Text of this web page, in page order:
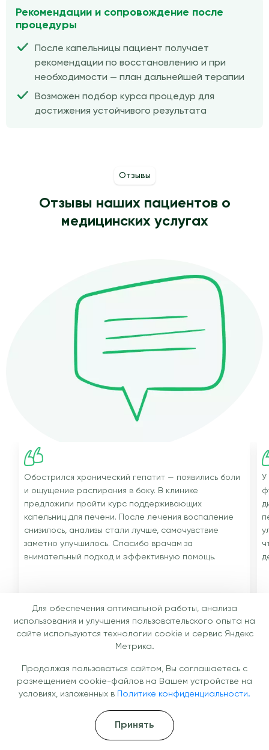
Рекомендации и сопровождение после
процедуры
После капельницы пациент получает
рекомендации по восстановлению и при
необходимости — план дальнейшей терапии
Возможен подбор курса процедур для
достижения устойчивого результата
Отзывы
Отзывы наших пациентов о
медицинских услугах
Обострился хронический гепатит — появились боли
и ощущение распирания в боку. В клинике
предложили пройти курс поддерживающих
капельниц для печени. После лечения воспаление
снизилось, анализы стали лучше, самочувствие
заметно улучшилось. Спасибо врачам за
внимательный подход и эффективную помощь.
Андрей, 34 года, Нижний Новгород
У
Специалисты
Для обеспечения оптимальной работы, анализа
использования и улучшения пользовательского опыта на
сайте используются технологии cookie и сервис Яндекс
Метрика.
Продолжая пользоваться сайтом, Вы соглашаетесь с
размещением cookie-файлов на Вашем устройстве на
условиях, изложенных в
Политике конфиденциальности.
Принять